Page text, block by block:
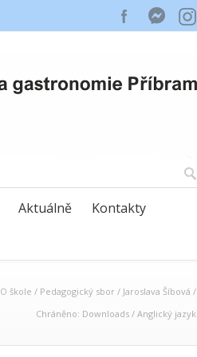
Aktuálně
Kontakty
O škole / Pedagogický sbor / Jaroslava Šíbová /
Chráněno: Downloads / Anglický jazyk